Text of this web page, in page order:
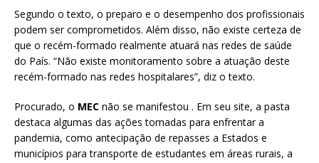
Segundo o texto, o preparo e o desempenho dos profissionais
podem ser comprometidos. Além disso, não existe certeza de
que o recém-formado realmente atuará nas redes de saúde
do País. “Não existe monitoramento sobre a atuação deste
recém-formado nas redes hospitalares”, diz o texto.
Procurado, o MEC não se manifestou . Em seu site, a pasta
destaca algumas das ações tomadas para enfrentar a
pandemia, como antecipação de repasses a Estados e
municípios para transporte de estudantes em áreas rurais, a